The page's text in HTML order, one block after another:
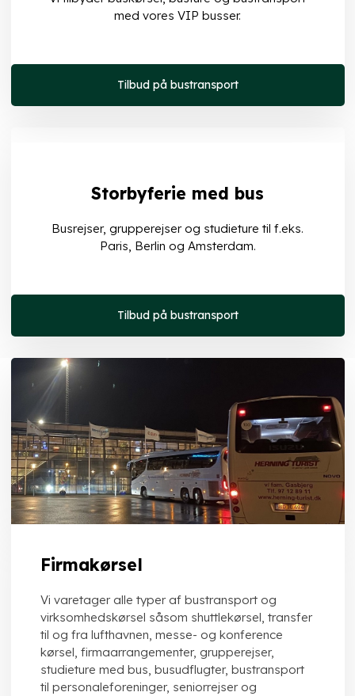
med vores VIP busser.
Tilbud på bustransport
Storbyferie med bus
Busrejser, grupperejser og studieture til f.eks.
Paris, Berlin og Amsterdam.
Tilbud på bustransport
Firmakørsel
Vi varetager alle typer af bustransport og
virksomhedskørsel såsom shuttlekørsel, transfer
til og fra lufthavnen, messe- og konference
kørsel, firmaarrangementer, grupperejser,
studieture med bus, busudflugter, bustransport
til personaleforeninger, seniorrejser og